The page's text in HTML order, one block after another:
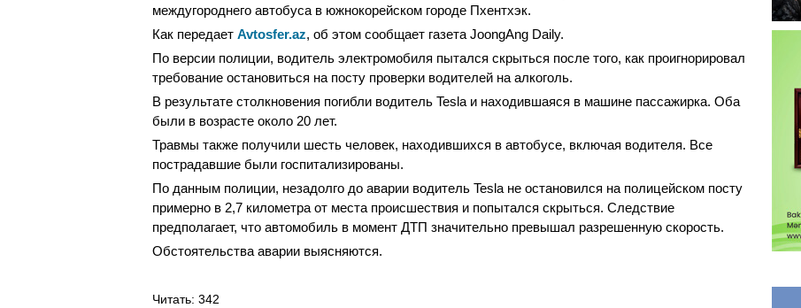
междугороднего автобуса в южнокорейском городе Пхентхэк.
Как передает Avtosfer.az, об этом сообщает газета JoongAng Daily.
По версии полиции, водитель электромобиля пытался скрыться после того, как проигнорировал
требование остановиться на посту проверки водителей на алкоголь.
В результате столкновения погибли водитель Tesla и находившаяся в машине пассажирка. Оба
были в возрасте около 20 лет.
Травмы также получили шесть человек, находившихся в автобусе, включая водителя. Все
пострадавшие были госпитализированы.
По данным полиции, незадолго до аварии водитель Tesla не остановился на полицейском посту
примерно в 2,7 километра от места происшествия и попытался скрыться. Следствие
предполагает, что автомобиль в момент ДТП значительно превышал разрешенную скорость.
Обстоятельства аварии выясняются.
Читать: 342